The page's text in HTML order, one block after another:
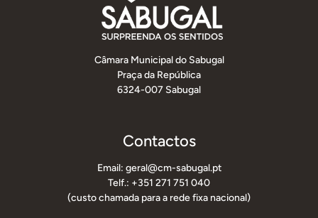
Câmara Municipal do Sabugal
Praça da República
6324-007 Sabugal
Contactos
Email: geral@cm-sabugal.pt
Telf.: +351 271 751 040
(custo chamada para a rede fixa nacional)